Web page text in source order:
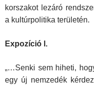
korszakot lezáró
a kul­túrpolitika területén.
Expozíció l.
„…Senki sem hiheti,
egy új nem­zedék